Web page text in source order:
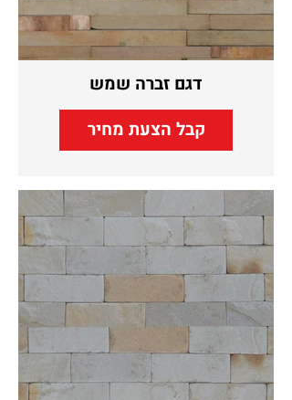
דגם זברה שמש
קבל הצעת מחיר